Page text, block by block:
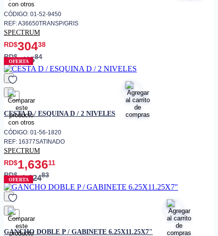
CÓDIGO: 01-52-9450
REF: A36650TRANSP/GRIS
SPECTRUM
RD$30438
RD$40584
OFERTA
favorito
CESTA D / ESQUINA D / 2 NIVELES
CÓDIGO: 01-56-1820
REF: 16377SATINADO
SPECTRUM
RD$1,63611
RD$1,92483
OFERTA
favorito
GANCHO DOBLE P / GABINETE 6.25X11.25X7"